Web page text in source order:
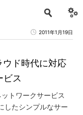
2011年1月19日
ド時代に対応
ビス
トワークサービス
したシンプルなサー